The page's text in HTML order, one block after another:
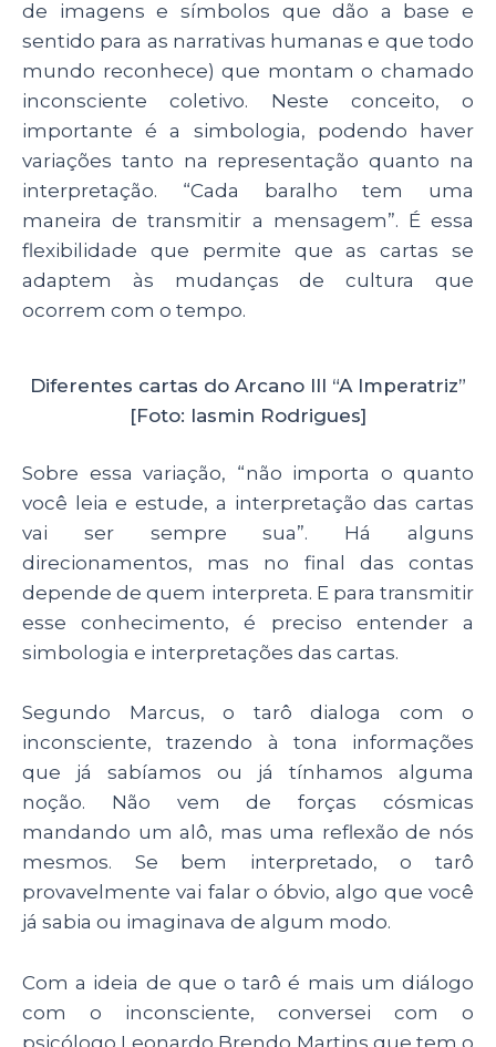
de imagens e símbolos que dão a base e
sentido para as narrativas humanas e que todo
mundo reconhece) que montam o chamado
inconsciente coletivo. Neste conceito, o
importante é a simbologia, podendo haver
variações tanto na representação quanto na
interpretação. “Cada baralho tem uma
maneira de transmitir a mensagem”. É essa
flexibilidade que permite que as cartas se
adaptem às mudanças de cultura que
ocorrem com o tempo.
Diferentes cartas do Arcano III “A Imperatriz”
[Foto: Iasmin Rodrigues]
Sobre essa variação, “não importa o quanto
você leia e estude, a interpretação das cartas
vai ser sempre sua”. Há alguns
direcionamentos, mas no final das contas
depende de quem interpreta. E para transmitir
esse conhecimento, é preciso entender a
simbologia e interpretações das cartas.
Segundo Marcus, o tarô dialoga com o
inconsciente, trazendo à tona informações
que já sabíamos ou já tínhamos alguma
noção. Não vem de forças cósmicas
mandando um alô, mas uma reflexão de nós
mesmos. Se bem interpretado, o tarô
provavelmente vai falar o óbvio, algo que você
já sabia ou imaginava de algum modo.
Com a ideia de que o tarô é mais um diálogo
com o inconsciente, conversei com o
psicólogo Leonardo Brendo Martins que tem o